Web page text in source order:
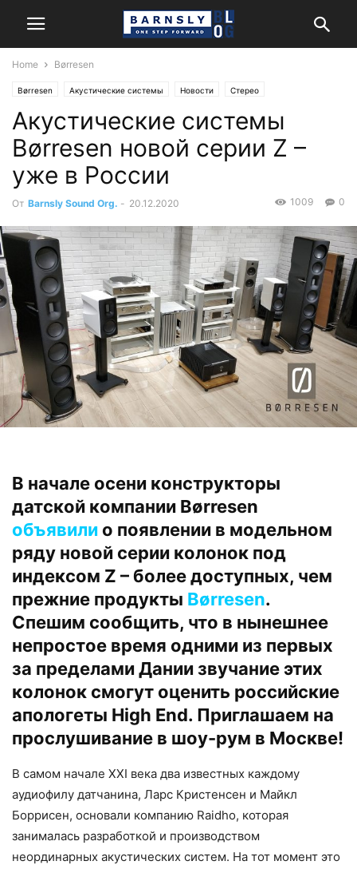
Home Børresen
Børresen Акустические системы Новости Стерео
Акустические системы
Børresen новой серии Z –
уже в России
От Barnsly Sound Org. - 20.12.2020 0
1009
В начале осени конструкторы
датской компании Børresen
объявили о появлении в модельном
ряду новой серии колонок под
индексом Z – более доступных, чем
прежние продукты Børresen.
Спешим сообщить, что в нынешнее
непростое время одними из первых
за пределами Дании звучание этих
колонок смогут оценить российские
апологеты High End. Приглашаем на
прослушивание в шоу-рум в Москве!
В самом начале XXI века два известных каждому
аудиофилу датчанина, Ларс Кристенсен и Майкл
Боррисен, основали компанию Raidho, которая
занималась разработкой и производством
неординарных акустических систем. На тот момент это